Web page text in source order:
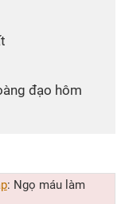
đạo hôm
: Ngọ máu làm